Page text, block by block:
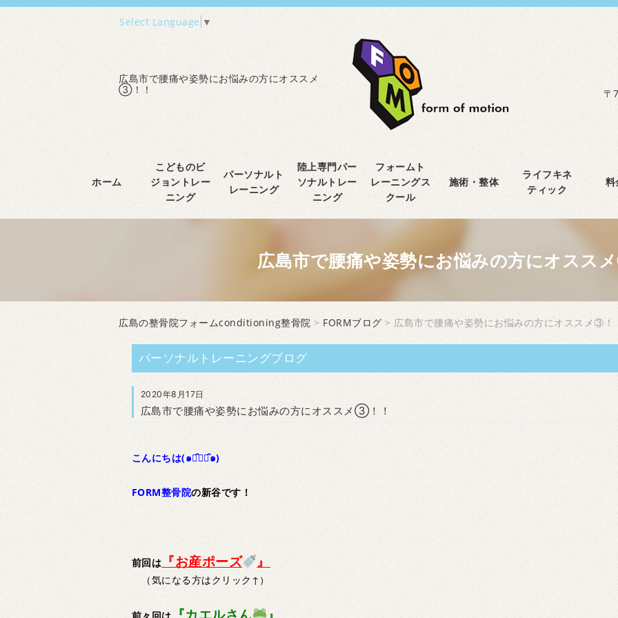
Select Language ▼
広島市で腰痛や姿勢にお悩みの方にオススメ
③！！
〒
ホーム
こどものビ
ジョントレー
ニング
パーソナルト
レーニング
陸上専門パー
ソナルトレー
ニング
フォームト
レーニングス
クール
施術・整体
ライフキネ
ティック
料
広島市で腰痛や姿勢にお悩みの方にオスス
広島の整骨院フォームconditioning整骨院 > FORMブログ > 広島市で腰痛や姿勢にお悩みの方にオススメ③！
パーソナルトレーニングブログ
2020年8月17日
広島市で腰痛や姿勢にお悩みの方にオススメ③！！
こんにちは(๑･̑◡･̑๑)
FORM整骨院の新谷です！
前回は 『お産ポーズ 』
（気になる方はクリック↑）
『カエルさん 』